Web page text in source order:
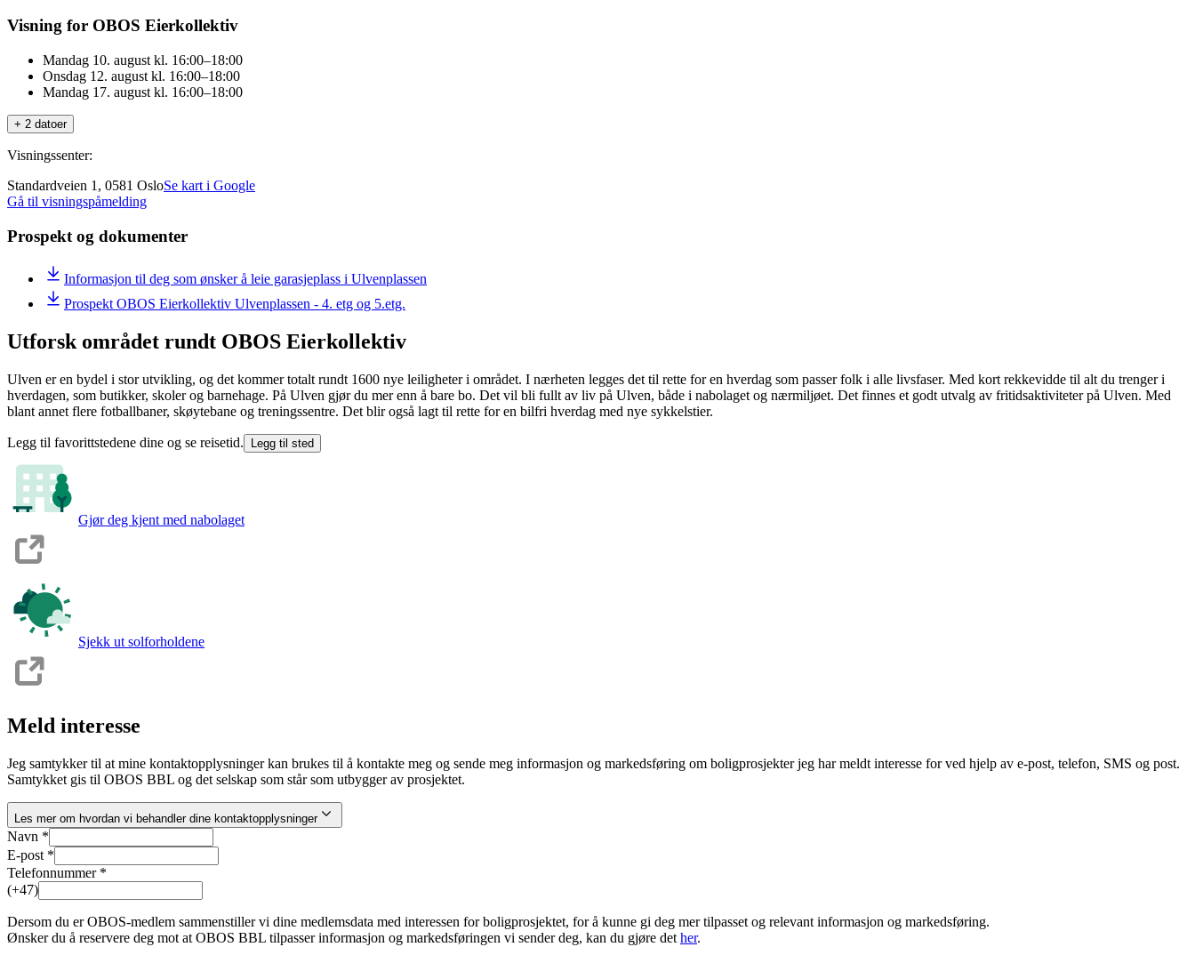
Visning for OBOS Eierkollektiv
Mandag 10. august kl. 16:00–18:00
Onsdag 12. august kl. 16:00–18:00
Mandag 17. august kl. 16:00–18:00
+ 2 datoer
Visningssenter:
Standardveien 1, 0581 OsloSe kart i Google
Gå til visningspåmelding
Prospekt og dokumenter
Informasjon til deg som ønsker å leie garasjeplass i Ulvenplassen
Prospekt OBOS Eierkollektiv Ulvenplassen - 4. etg og 5.etg.
Utforsk området rundt OBOS Eierkollektiv
Ulven er en bydel i stor utvikling, og det kommer totalt rundt 1600 nye leiligheter i området. I nærheten legges det til rette for en hverdag som passer folk i alle livsfaser. Med kort rekkevidde til alt du trenger i
hverdagen, som butikker, skoler og barnehage. På Ulven gjør du mer enn å bare bo. Det vil bli fullt av liv på Ulven, både i nabolaget og nærmiljøet. Det finnes et godt utvalg av fritidsaktiviteter på Ulven. Med
blant annet flere fotballbaner, skøytebane og treningssentre. Det blir også lagt til rette for en bilfri hverdag med nye sykkelstier.
Legg til favorittstedene dine og se reisetid. Legg til sted
Gjør deg kjent med nabolaget
Sjekk ut solforholdene
Meld interesse
Jeg samtykker til at mine kontaktopplysninger kan brukes til å kontakte meg og sende meg informasjon og markedsføring om boligprosjekter jeg har meldt interesse for ved hjelp av e-post, telefon, SMS og post.
Samtykket gis til OBOS BBL og det selskap som står som utbygger av prosjektet.
Les mer om hvordan vi behandler dine kontaktopplysninger
Navn *
E-post *
Telefonnummer *
(+47)
Dersom du er OBOS-medlem sammenstiller vi dine medlemsdata med interessen for boligprosjektet, for å kunne gi deg mer tilpasset og relevant informasjon og markedsføring.
Ønsker du å reservere deg mot at OBOS BBL tilpasser informasjon og markedsføringen vi sender deg, kan du gjøre det her.